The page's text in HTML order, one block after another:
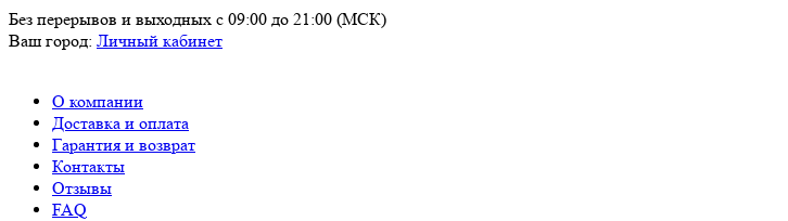
Без перерывов и выходных с 09:00 до 21:00 (МСК)
Ваш город: Личный кабинет
О компании
Доставка и оплата
Гарантия и возврат
Контакты
Отзывы
FAQ